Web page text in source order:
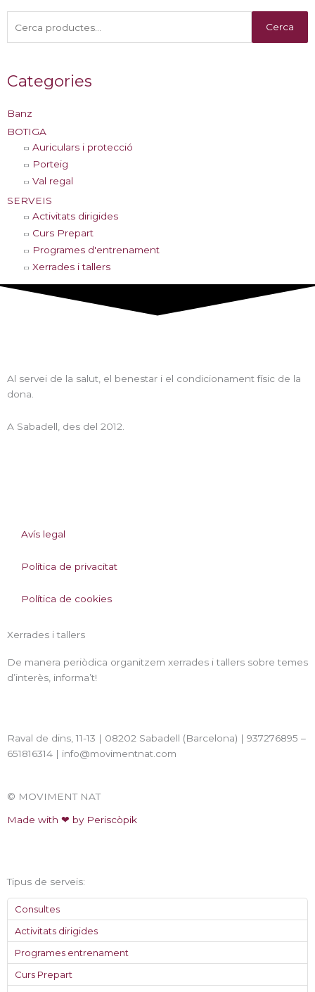
Cerca
Categories
Banz
BOTIGA
Auriculars i protecció
Porteig
Val regal
SERVEIS
Activitats dirigides
Curs Prepart
Programes d'entrenament
Xerrades i tallers
Al servei de la salut, el benestar i el condicionament físic de la
dona.
A Sabadell, des del 2012.
s
t
a
g
r
a
m
n
k
e
d
i
n
Avís legal
Política de privacitat
Política de cookies
Xerrades i tallers
De manera periòdica organitzem xerrades i tallers sobre temes
d’interès, informa’t!
Raval de dins, 11-13 | 08202 Sabadell (Barcelona) | 937276895 –
651816314 | info@movimentnat.com
© MOVIMENT NAT
Made with ❤ by Periscòpik
Tipus de serveis:
Consultes
Activitats dirigides
Programes entrenament
Curs Prepart